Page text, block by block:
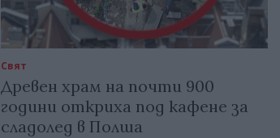
Свят
Древен храм на почти 900
години откриха под кафене за
сладолед в Полша